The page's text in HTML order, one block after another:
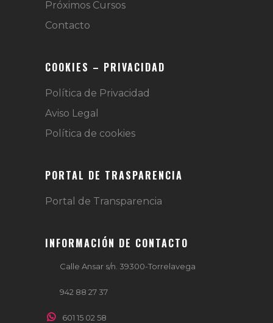
Próximos Cursos
Contacto
COOKIES – PRIVACIDAD
Política de Privacidad
Aviso Legal
Política de cookies
PORTAL DE TRASPARENCIA
Portal de Transparencia
INFORMACIÓN DE CONTACTO
Calle Ansar s/n. 39300-Torrelavega
942 88 27 37
601 15 02 58